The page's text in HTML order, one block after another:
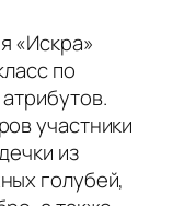
«Искра»
по
участники
из
голубей,